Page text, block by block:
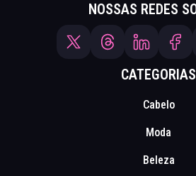
NOSSAS REDES
CATEGORIAS
Cabelo
Moda
Beleza